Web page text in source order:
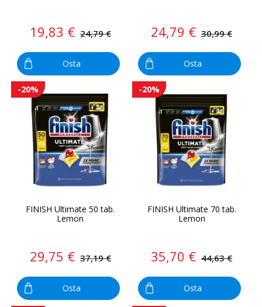
19,83 € 24,79 €
Osta
24,79 € 30,99 €
Osta
-20%
FINISH Ultimate 50 tab.
Lemon
29,75 € 37,19 €
Osta
-20%
FINISH Ultimate 70 tab.
Lemon
35,70 € 44,63 €
Osta